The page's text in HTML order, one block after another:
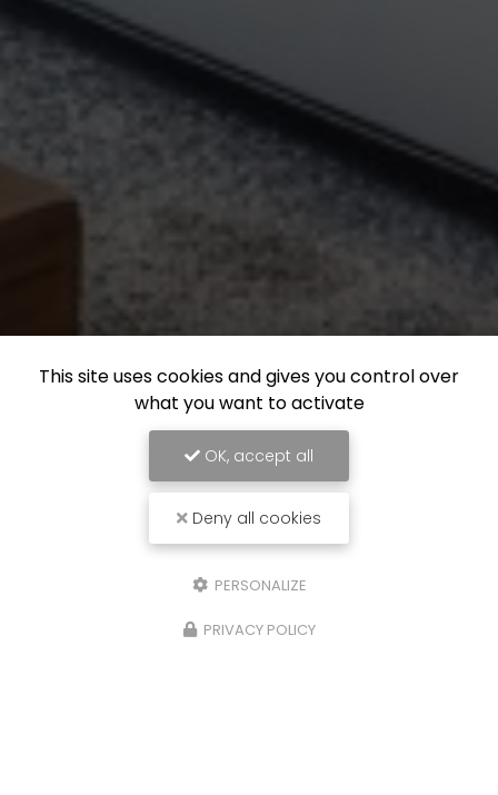
This site uses cookies and gives you control over
what you want to activate
OK, accept all
Deny all cookies
PERSONALIZE
PRIVACY POLICY